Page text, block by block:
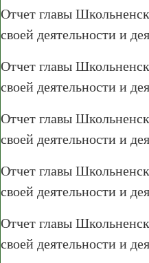
Отчет главы
своей деятельности и
Отчет главы
своей деятельности и
Отчет главы
своей деятельности и
Отчет главы
своей деятельности и
Отчет главы
своей деятельности и